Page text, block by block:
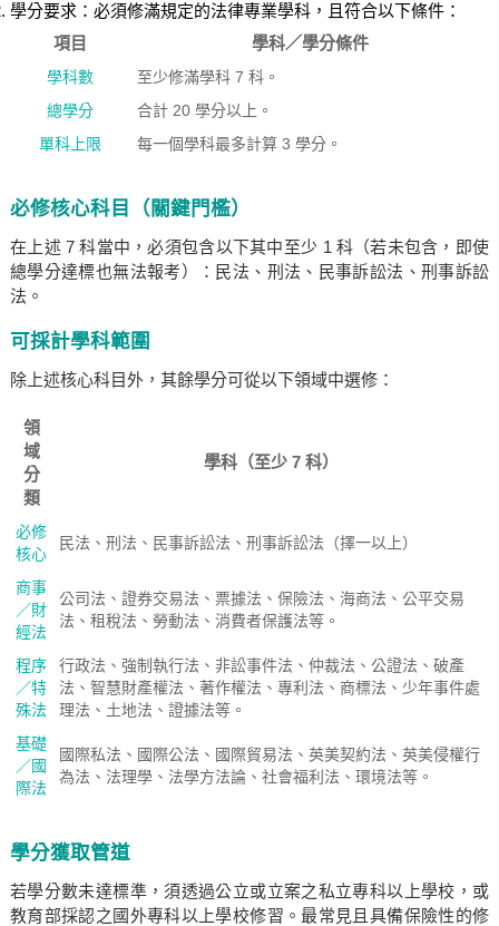
學分要求：必須修滿規定的法律專業學科，且符合以下條件：
項目
學科／學分條件
學科數
至少修滿學科 7 科。
總學分
合計 20 學分以上。
單科上限
每一個學科最多計算 3 學分。
必修核心科目（關鍵門檻）
在上述 7 科當中，必須包含以下其中至少 1 科（若未包含，即使
總學分達標也無法報考）：民法、刑法、民事訴訟法、刑事訴訟
法。
可採計學科範圍
除上述核心科目外，其餘學分可從以下領域中選修：
領
域
分
類
學科（至少 7 科）
必修
核心
民法、刑法、民事訴訟法、刑事訴訟法（擇一以上）
商事
／財
經法
公司法、證券交易法、票據法、保險法、海商法、公平交易
法、租稅法、勞動法、消費者保護法等。
程序
／特
殊法
行政法、強制執行法、非訟事件法、仲裁法、公證法、破產
法、智慧財產權法、著作權法、專利法、商標法、少年事件處
理法、土地法、證據法等。
基礎
／國
際法
國際私法、國際公法、國際貿易法、英美契約法、英美侵權行
為法、法理學、法學方法論、社會福利法、環境法等。
學分獲取管道
若學分數未達標準，須透過公立或立案之私立專科以上學校，或
教育部採認之國外專科以上學校修習。最常見且具備保險性的修